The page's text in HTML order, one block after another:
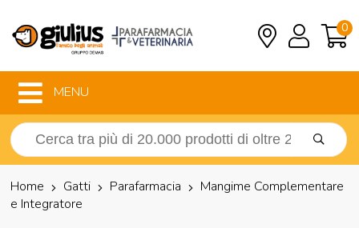
0
MENU
Home Gatti Parafarmacia
Mangime Complementare
e Integratore